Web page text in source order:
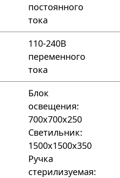
постоянного
тока
110-240В
переменного
тока
Блок
освещения:
700х700х250
Светильник:
1500х1500х350
Ручка
стерилизуемая: